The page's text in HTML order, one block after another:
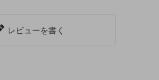
レビューを書く